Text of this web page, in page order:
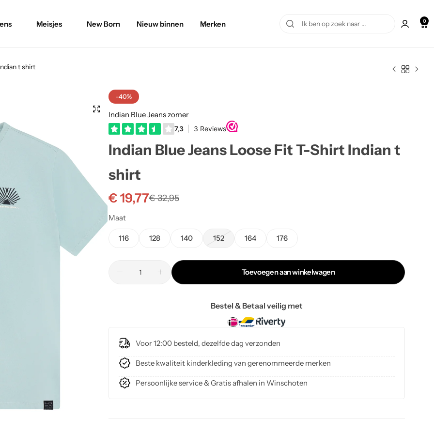
Meisjes New Born Nieuw binnen Merken 0
t shirt
-40%
Indian Blue Jeans zomer
Indian Blue Jeans Loose Fit T-Shirt Indian t
shirt
€32,95
€19,77
Maat
116 128 140 152 164 176
Toevoegen aan winkelwagen
Bestel & Betaal veilig met
Voor 12:00 besteld, dezelfde dag verzonden
Beste kwaliteit kinderkleding van gerenommeerde merken
Persoonlijke service & Gratis afhalen in Winschoten